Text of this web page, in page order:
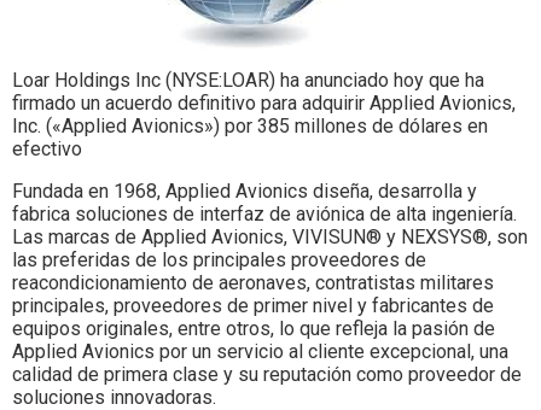
Loar Holdings Inc (NYSE:LOAR) ha anunciado hoy que ha
firmado un acuerdo definitivo para adquirir Applied Avionics,
Inc. («Applied Avionics») por 385 millones de dólares en
efectivo
Fundada en 1968, Applied Avionics diseña, desarrolla y
fabrica soluciones de interfaz de aviónica de alta ingeniería.
Las marcas de Applied Avionics, VIVISUN® y NEXSYS®, son
las preferidas de los principales proveedores de
reacondicionamiento de aeronaves, contratistas militares
principales, proveedores de primer nivel y fabricantes de
equipos originales, entre otros, lo que refleja la pasión de
Applied Avionics por un servicio al cliente excepcional, una
calidad de primera clase y su reputación como proveedor de
soluciones innovadoras.